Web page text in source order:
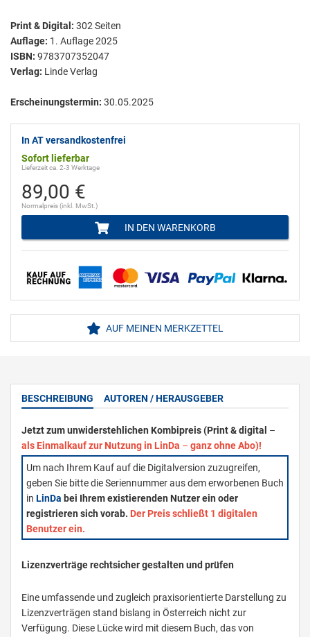
Print & Digital: 302 Seiten
Auflage: 1. Auflage 2025
ISBN: 9783707352047
Verlag: Linde Verlag
Erscheinungstermin: 30.05.2025
In AT versandkostenfrei
Sofort lieferbar
Lieferzeit ca. 2-3 Werktage
89,00 €
Normalpreis (inkl. MwSt.)
IN DEN WARENKORB
AUF MEINEN MERKZETTEL
BESCHREIBUNG AUTOREN / HERAUSGEBER
Jetzt zum unwiderstehlichen Kombipreis (Print & digital –
als Einmalkauf zur Nutzung in LinDa – ganz ohne Abo)!
Um nach Ihrem Kauf auf die Digitalversion zuzugreifen,
geben Sie bitte die Seriennummer aus dem erworbenen Buch
in LinDa bei Ihrem existierenden Nutzer ein oder
registrieren sich vorab. Der Preis schließt 1 digitalen
Benutzer ein.
Lizenzverträge rechtsicher gestalten und prüfen
Eine umfassende und zugleich praxisorientierte Darstellung zu
Lizenzverträgen stand bislang in Österreich nicht zur
Verfügung. Diese Lücke wird mit diesem Buch, das von